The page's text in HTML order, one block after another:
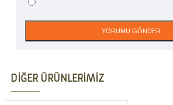
YORUMU GÖNDER
DIĞER ÜRÜNLERIMIZ